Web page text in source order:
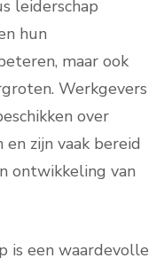
leiderschap
hun
maar ook
Werkgevers
over
zijn vaak bereid
ontwikkeling van
is een waardevolle